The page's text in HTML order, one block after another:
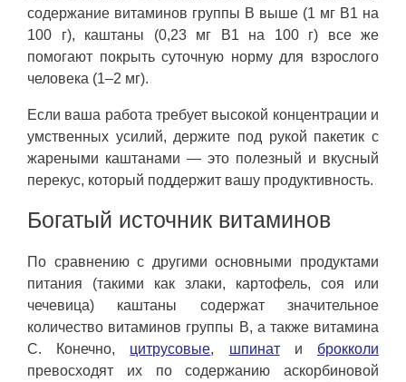
содержание витаминов группы B выше (1 мг B1 на
100 г), каштаны (0,23 мг B1 на 100 г) все же
помогают покрыть суточную норму для взрослого
человека (1–2 мг).
Если ваша работа требует высокой концентрации и
умственных усилий, держите под рукой пакетик с
жареными каштанами — это полезный и вкусный
перекус, который поддержит вашу продуктивность.
Богатый источник витаминов
По сравнению с другими основными продуктами
питания (такими как злаки, картофель, соя или
чечевица) каштаны содержат значительное
количество витаминов группы B, а также витамина
C. Конечно, цитрусовые, шпинати брокколи
превосходят их по содержанию аскорбиновой